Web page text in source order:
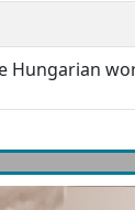
Hungarian